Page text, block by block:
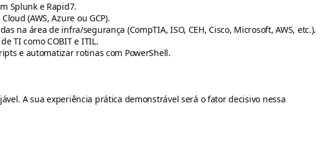
Splunk e Rapid7.
(AWS, Azure ou GCP).
na área de infra/segurança (CompTIA, ISO, CEH, Cisco, Microsoft, AWS, etc.).
TI como COBIT e ITIL.
e automatizar rotinas com PowerShell.
A sua experiência prática demonstrável será o fator decisivo nessa